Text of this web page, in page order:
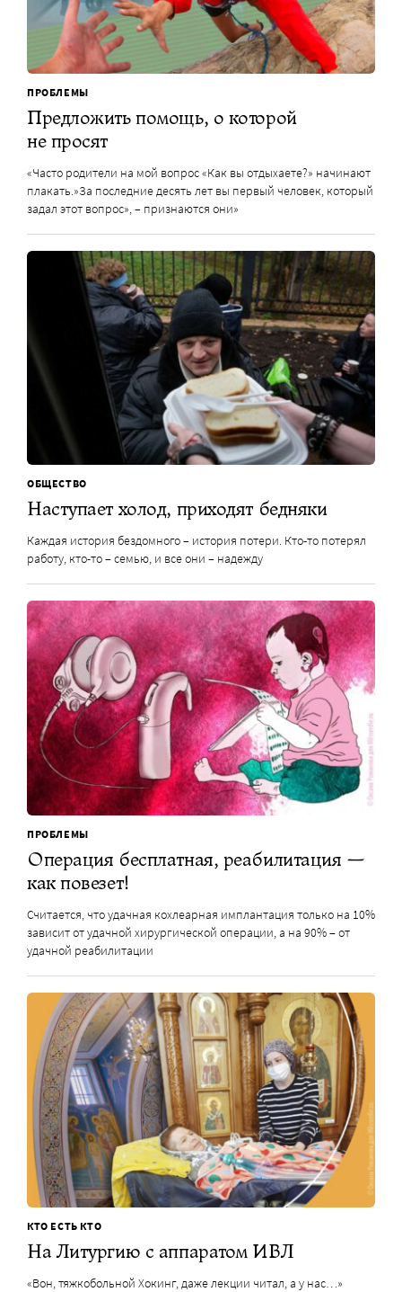
ПРОБЛЕМЫ
Предложить помощь, о которой
не просят
«Часто родители на мой вопрос «Как вы отдыхаете?» начинают
плакать.»За последние десять лет вы первый человек, который
задал этот вопрос», – признаются они»
ОБЩЕСТВО
Наступает холод, приходят бедняки
Каждая история бездомного – история потери. Кто-то потерял
работу, кто-то – семью, и все они – надежду
ПРОБЛЕМЫ
Операция бесплатная, реабилитация —
как повезет!
Считается, что удачная кохлеарная имплантация только на 10%
зависит от удачной хирургической операции, а на 90% – от
удачной реабилитации
КТО ЕСТЬ КТО
На Литургию с аппаратом ИВЛ
«Вон, тяжкобольной Хокинг, даже лекции читал, а у нас…»